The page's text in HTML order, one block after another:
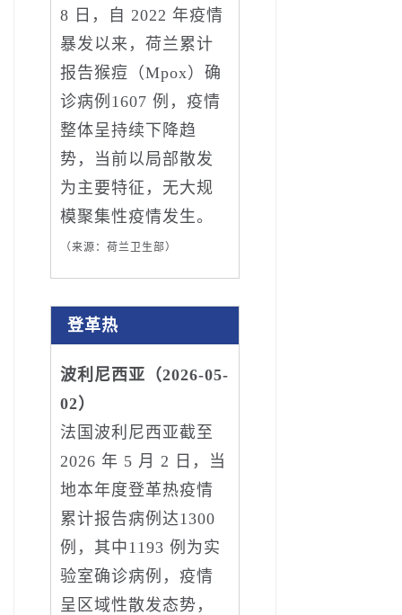
8 日，自 2022 年疫情
暴发以来，荷兰累计
报告猴痘（Mpox）确
诊病例1607 例，疫情
整体呈持续下降趋
势，当前以局部散发
为主要特征，无大规
模聚集性疫情发生。
（来源：荷兰卫生部）
登革热
波利尼西亚（2026-05-
02）
法国波利尼西亚截至
2026 年 5 月 2 日，当
地本年度登革热疫情
累计报告病例达1300
例，其中1193 例为实
验室确诊病例，疫情
呈区域性散发态势，